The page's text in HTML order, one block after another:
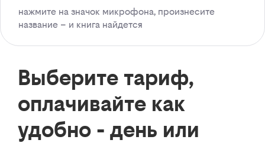
нажмите на значок микрофона, произнесите
название – и книга найдется
Выберите тариф,
оплачивайте как
удобно - день или